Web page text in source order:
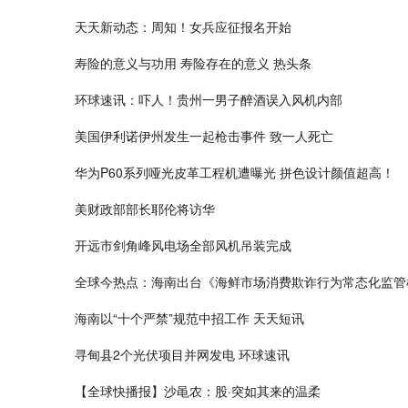
天天新动态：周知！女兵应征报名开始
寿险的意义与功用 寿险存在的意义 热头条
环球速讯：吓人！贵州一男子醉酒误入风机内部
美国伊利诺伊州发生一起枪击事件 致一人死亡
华为P60系列哑光皮革工程机遭曝光 拼色设计颜值超高！
美财政部部长耶伦将访华
开远市剑角峰风电场全部风机吊装完成
全球今热点：海南出台《海鲜市场消费欺诈行为常态化监
海南以“十个严禁”规范中招工作 天天短讯
寻甸县2个光伏项目并网发电 环球速讯
【全球快播报】沙黾农：股·突如其来的温柔